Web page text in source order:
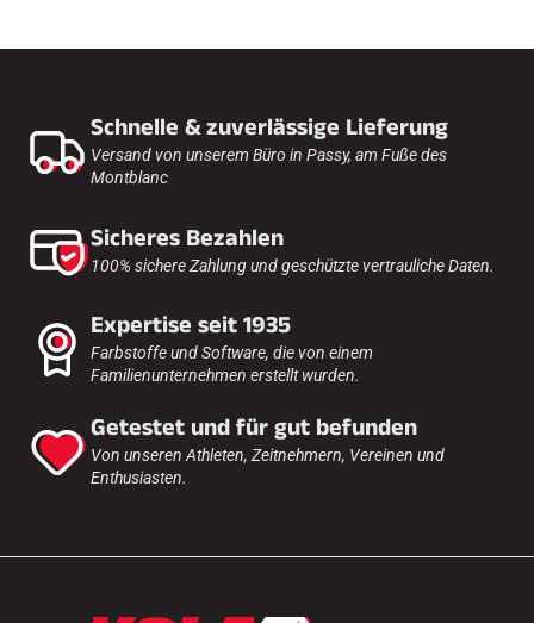
Schnelle & zuverlässige Lieferung
Versand von unserem Büro in Passy, am Fuße des
Montblanc
Sicheres Bezahlen
100% sichere Zahlung und geschützte vertrauliche Daten.
Expertise seit 1935
Farbstoffe und Software, die von einem
Familienunternehmen erstellt wurden.
Getestet und für gut befunden
Von unseren Athleten, Zeitnehmern, Vereinen und
Enthusiasten.